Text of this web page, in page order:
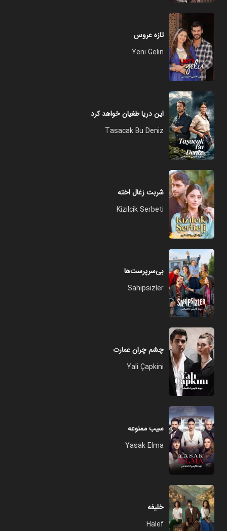
تازه عروس
Yeni Gelin
این دریا طغیان خواهد کرد
Tasacak Bu Deniz
شربت زغال اخته
Kizilcik Serbeti
بی‌سرپرست‌ها
Sahipsizler
چشم چران عمارت
Yali Çapkini
سیب ممنوعه
Yasak Elma
خلیفه
Halef